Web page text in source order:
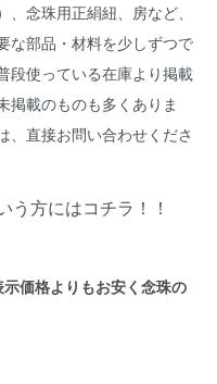
念珠用正絹紐、房など、
な部品・材料を少しずつで
段使っている在庫より掲載
掲載のものも多くありま
、直接お問い合わせくださ
う方にはコチラ！！
価格よりもお安く念珠の